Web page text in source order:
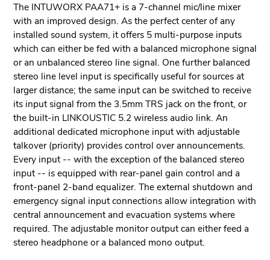
The INTUWORX PAA71+ is a 7-channel mic/line mixer
with an improved design. As the perfect center of any
installed sound system, it offers 5 multi-purpose inputs
which can either be fed with a balanced microphone signal
or an unbalanced stereo line signal. One further balanced
stereo line level input is specifically useful for sources at
larger distance; the same input can be switched to receive
its input signal from the 3.5mm TRS jack on the front, or
the built-in LINKOUSTIC 5.2 wireless audio link. An
additional dedicated microphone input with adjustable
talkover (priority) provides control over announcements.
Every input -- with the exception of the balanced stereo
input -- is equipped with rear-panel gain control and a
front-panel 2-band equalizer. The external shutdown and
emergency signal input connections allow integration with
central announcement and evacuation systems where
required. The adjustable monitor output can either feed a
stereo headphone or a balanced mono output.